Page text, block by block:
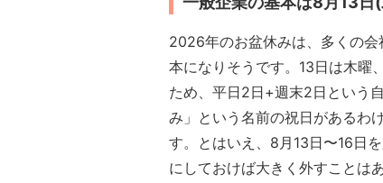
2026年のお盆休みは、多くの
本になりそうです。13日は木曜
ため、平日2日+週末2日という
み」という名前の祝日があるわ
す。とはいえ、8月13日〜16日
にしておけば大きく外すことは